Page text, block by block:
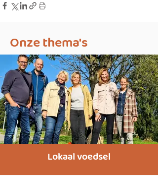
Onze thema's
Lokaal voedsel